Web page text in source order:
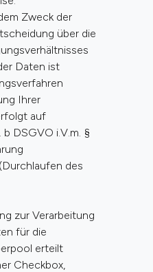
Zweck der
über die
Daten ist
Ihrer
auf
DSGVO i.V.m. §
des
zur Verarbeitung
für die
erteilt
Checkbox,